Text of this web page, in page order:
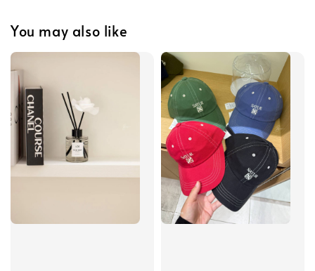
You may also like